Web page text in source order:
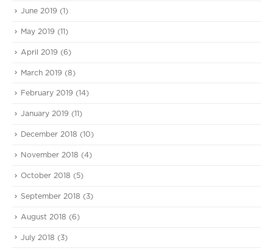
June 2019 (1)
May 2019 (11)
April 2019 (6)
March 2019 (8)
February 2019 (14)
January 2019 (11)
December 2018 (10)
November 2018 (4)
October 2018 (5)
September 2018 (3)
August 2018 (6)
July 2018 (3)